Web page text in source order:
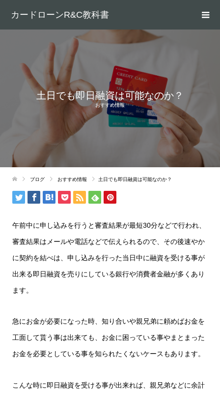
カードローンR&C教科書
土日でも即日融資は可能なのか？
おすすめ情報
ブログ おすすめ情報 土日でも即日融資は可能なのか？
午前中に申し込みを行うと審査結果が最短30分などで行われ、
審査結果はメールや電話などで伝えられるので、その後速やか
に契約を結べは、申し込みを行った当日中に融資を受ける事が
出来る即日融資を売りにしている銀行や消費者金融が多くあり
ます。
急にお金が必要になった時、知り合いや親兄弟に頼めばお金を
工面して貰う事は出来ても、お金に困っている事やまとまった
お金を必要としている事を知られたくないケースもあります。
こんな時に即日融資を受ける事が出来れば、親兄弟などに余計